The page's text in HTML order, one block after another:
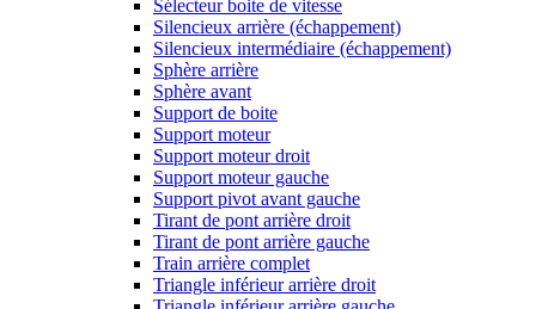
Sélecteur boite de vitesse
Silencieux arrière (échappement)
Silencieux intermédiaire (échappement)
Sphère arrière
Sphère avant
Support de boite
Support moteur
Support moteur droit
Support moteur gauche
Support pivot avant gauche
Tirant de pont arrière droit
Tirant de pont arrière gauche
Train arrière complet
Triangle inférieur arrière droit